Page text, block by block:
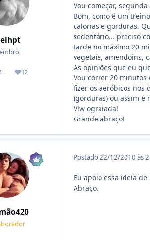
12
Reputação
Vou começar,
Bom, como é um
calorias e gorduras.
sedentário... preciso
tarde no máximo 20
vegetais, amendoins,
As opiniões que eu
Vou correr 20 minutos
fizer os aeróbicos nos
(gorduras) ou assim é
Vlw ograiada!
Grande abraço!
Postado 22/12/2010 às
Eu apoio essa ideia
Abraço.